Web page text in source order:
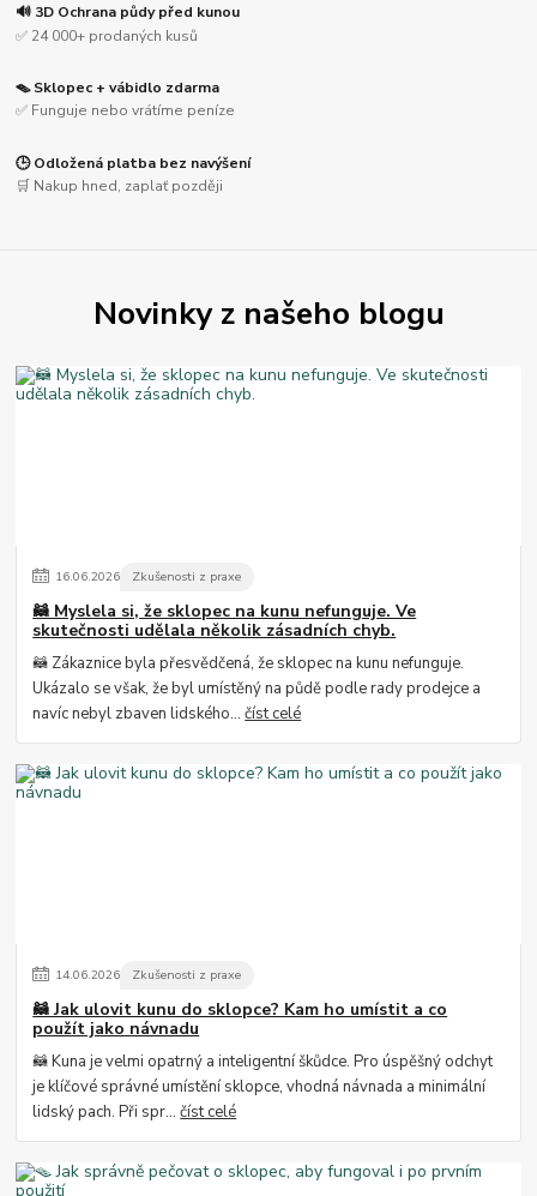
🔊 3D Ochrana půdy před kunou
✅ 24 000+ prodaných kusů
🪤 Sklopec + vábidlo zdarma
✅ Funguje nebo vrátíme peníze
🕒 Odložená platba bez navýšení
🛒 Nakup hned, zaplať později
Novinky z našeho blogu
16.06.2026 Zkušenosti z praxe
🦝 Myslela si, že sklopec na kunu nefunguje. Ve
skutečnosti udělala několik zásadních chyb.
🦝 Zákaznice byla přesvědčená, že sklopec na kunu nefunguje.
Ukázalo se však, že byl umístěný na půdě podle rady prodejce a
navíc nebyl zbaven lidského...číst celé
14.06.2026 Zkušenosti z praxe
🦝 Jak ulovit kunu do sklopce? Kam ho umístit a co
použít jako návnadu
🦝 Kuna je velmi opatrný a inteligentní škůdce. Pro úspěšný odchyt
je klíčové správné umístění sklopce, vhodná návnada a minimální
lidský pach. Při spr...číst celé